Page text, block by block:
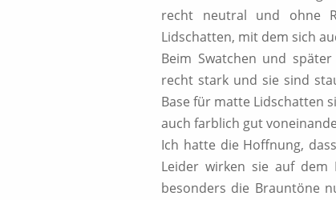
recht neutral und ohne
Lidschatten, mit dem sich
Beim Swatchen und
recht stark und sie sind
Base für matte Lidschatten
auch farblich gut
Ich hatte die Hoffnung,
Leider wirken sie auf dem
besonders die Brauntöne